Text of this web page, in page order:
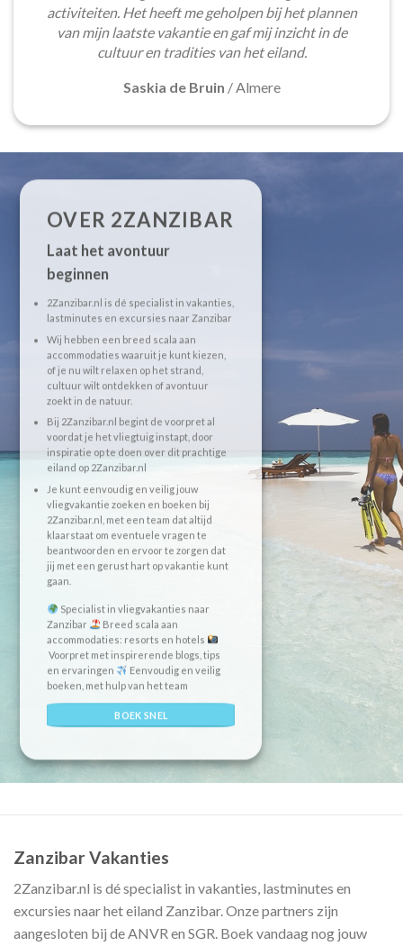
activiteiten. Het heeft me geholpen bij het plannen
van mijn laatste vakantie en gaf mij inzicht in de
cultuur en tradities van het eiland.
Saskia de Bruin /Almere
OVER 2ZANZIBAR
Laat het avontuur
beginnen
2Zanzibar.nl is dé specialist in vakanties,
lastminutes en excursies naar Zanzibar
Wij hebben een breed scala aan
accommodaties waaruit je kunt kiezen,
of je nu wilt relaxen op het strand,
cultuur wilt ontdekken of avontuur
zoekt in de natuur.
Bij 2Zanzibar.nl begint de voorpret al
voordat je het vliegtuig instapt, door
inspiratie op te doen over dit prachtige
eiland op 2Zanzibar.nl
Je kunt eenvoudig en veilig jouw
vliegvakantie zoeken en boeken bij
2Zanzibar.nl, met een team dat altijd
klaarstaat om eventuele vragen te
beantwoorden en ervoor te zorgen dat
jij met een gerust hart op vakantie kunt
gaan.
Specialist in vliegvakanties naar
Zanzibar
Breed scala aan
accommodaties: resorts en hotels
Voorpret met inspirerende blogs, tips
en ervaringen
Eenvoudig en veilig
boeken, met hulp van het team
BOEK SNEL
Zanzibar Vakanties
2Zanzibar.nl is dé specialist in vakanties, lastminutes en
excursies naar het eiland Zanzibar. Onze partners zijn
aangesloten bij de ANVR en SGR. Boek vandaag nog jouw